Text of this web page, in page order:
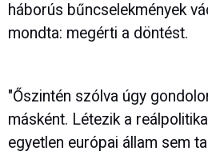
háborús bűncselekmények
mondta: megérti a döntést.
"Őszintén szólva úgy
másként. Létezik a
egyetlen európai állam sem